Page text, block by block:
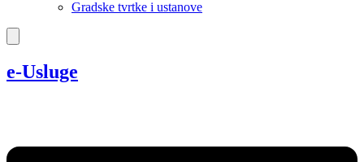
Gradske tvrtke i ustanove
e-Usluge